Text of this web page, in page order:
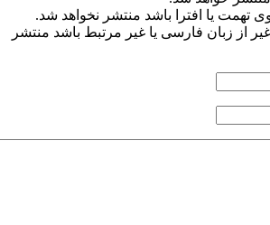
تهمت یا افترا باشد منتشر نخواهد شد.
از زبان فارسی یا غیر مرتبط باشد منتشر